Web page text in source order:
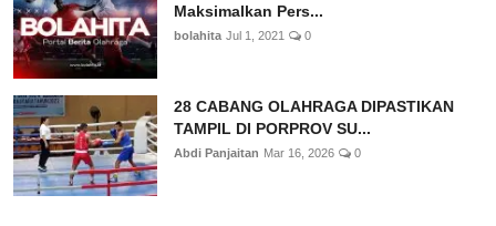
Maksimalkan Pers...
bolahita Jul 1, 2021 0
28 CABANG OLAHRAGA DIPASTIKAN
TAMPIL DI PORPROV SU...
Abdi Panjaitan Mar 16, 2026 0